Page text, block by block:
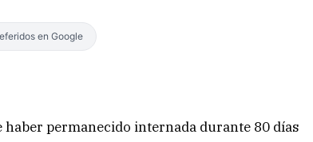
en Google
permanecido internada durante 80 días